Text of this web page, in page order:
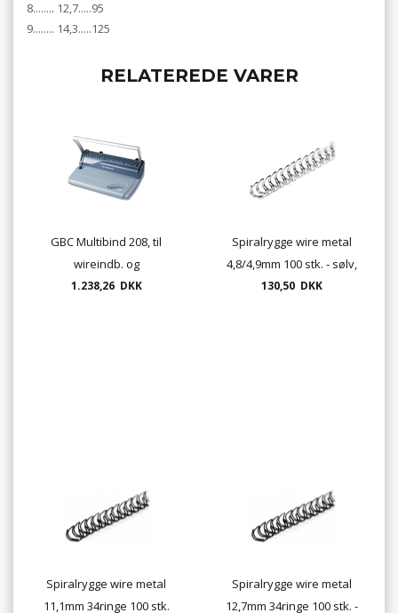
8........ 12,7.....95
9........ 14,3.....125
RELATEREDE VARER
GBC Multibind 208, til
wireindb. og
plastindbindning
1.238,26 DKK
Spiralrygge wire metal
4,8/4,9mm 100 stk. - sølv,
guld, hvid, sort, rød og blå
130,50 DKK
Spiralrygge wire metal
11,1mm 34ringe 100 stk.
Spiralrygge wire metal
12,7mm 34ringe 100 stk. -